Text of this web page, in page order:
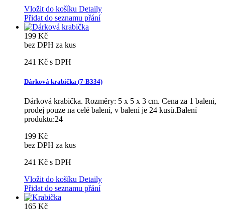
Vložit do košíku Detaily
Přidat do seznamu přání
199 Kč
bez DPH za kus
241 Kč s DPH
Dárková krabička (7-B334)
Dárková krabička. Rozměry: 5 x 5 x 3 cm. Cena za 1 baleni,
prodej pouze na celé balení, v balení je 24 kusů.Balení
produktu:24
199 Kč
bez DPH za kus
241 Kč s DPH
Vložit do košíku Detaily
Přidat do seznamu přání
165 Kč